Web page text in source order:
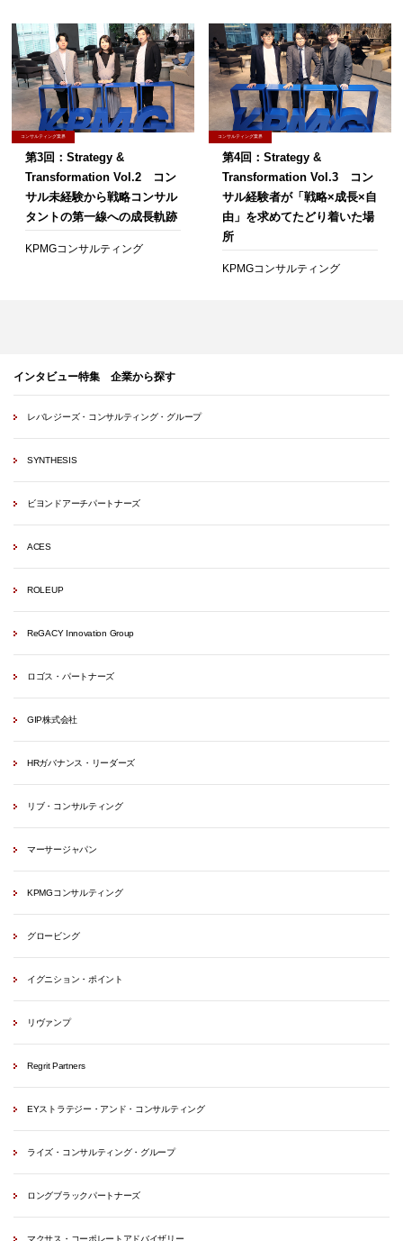
コンサルティング業界
第3回：Strategy &
Transformation Vol.2 コン
サル未経験から戦略コンサル
タントの第一線への成長軌跡
KPMGコンサルティング
コンサルティング業界
第4回：Strategy &
Transformation Vol.3 コン
サル経験者が「戦略×成長×自
由」を求めてたどり着いた場
所
KPMGコンサルティング
インタビュー特集 企業から探す
レバレジーズ・コンサルティング・グループ
SYNTHESIS
ビヨンドアーチパートナーズ
ACES
ROLEUP
ReGACY Innovation Group
ロゴス・パートナーズ
GIP株式会社
HRガバナンス・リーダーズ
リブ・コンサルティング
マーサージャパン
KPMGコンサルティング
グロービング
イグニション・ポイント
リヴァンプ
Regrit Partners
EYストラテジー・アンド・コンサルティング
ライズ・コンサルティング・グループ
ロングブラックパートナーズ
マクサス・コーポレートアドバイザリー